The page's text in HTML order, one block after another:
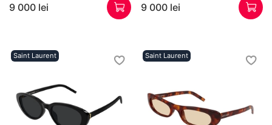
9 000 lei
9 000 lei
Saint Laurent Saint Laurent